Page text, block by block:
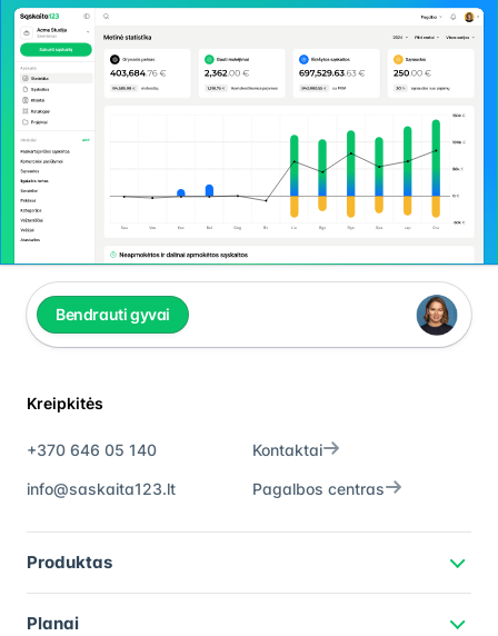
Bendrauti gyvai
Kreipkitės
+370 646 05 140
info@saskaita123.lt
Kontaktai
Pagalbos centras
Produktas
Planai